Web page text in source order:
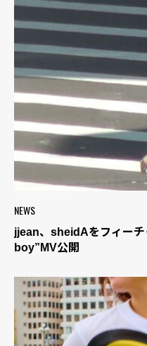
NEWS
jjean、sheidAをフィー
boy”MV公開